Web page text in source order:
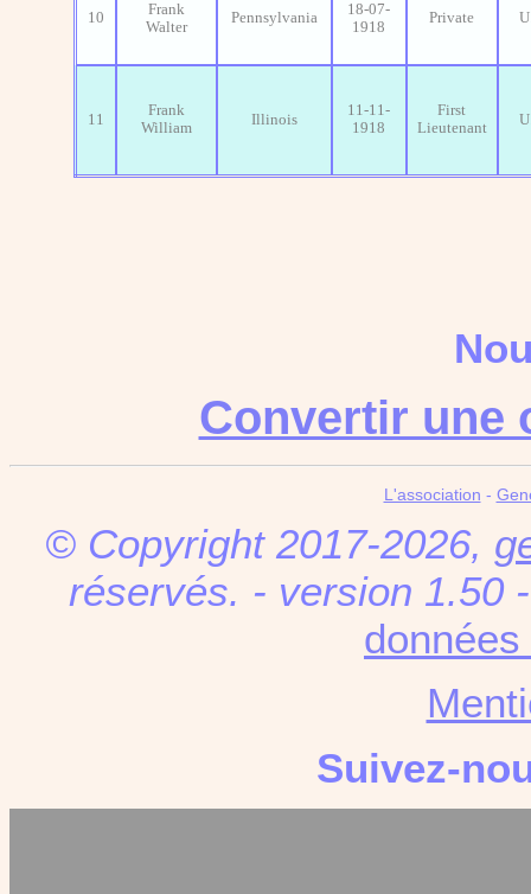
10
Frank
Walter
Pennsylvania
18-07-
1918
Private
11
Frank
William
Illinois
11-11-
1918
First
Lieutenant
Convertir une
L'association -
© Copyright 2017-2026,
réservés. - version 1.50
Suivez-